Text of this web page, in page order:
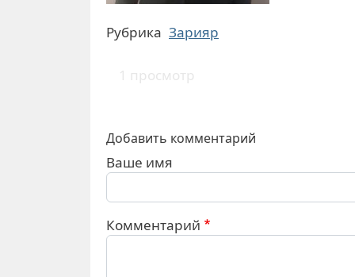
Рубрика Зарияр
1 просмотр
Добавить комментарий
Ваше имя
Комментарий